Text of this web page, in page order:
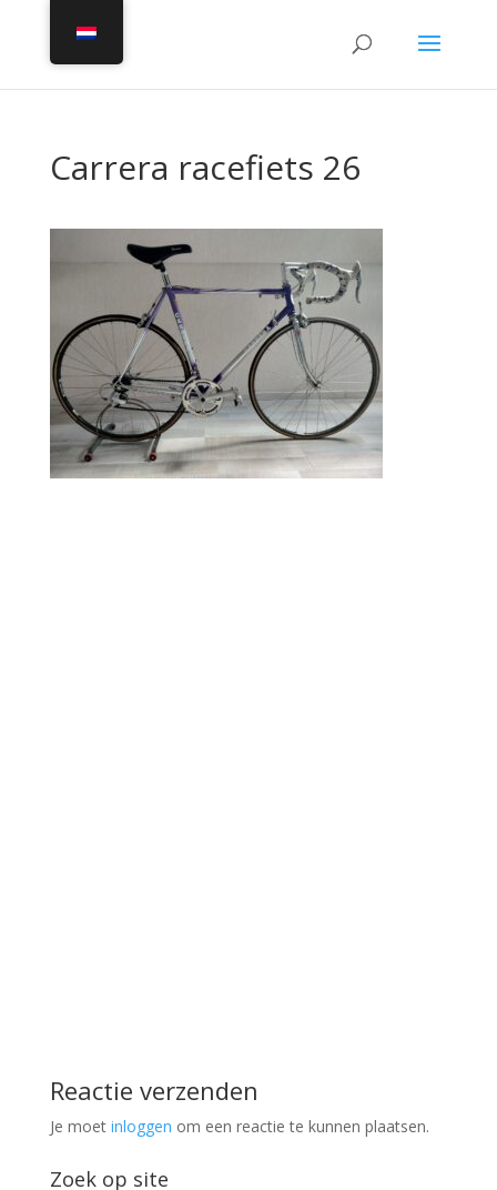
Carrera racefiets 26
Reactie verzenden
Je moet inloggen om een reactie te kunnen plaatsen.
Zoek op site